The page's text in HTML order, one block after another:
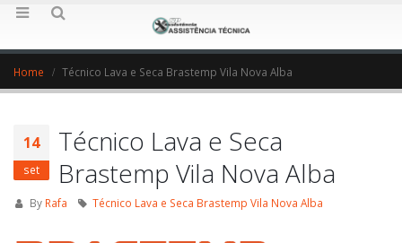
Home Técnico Lava e Seca Brastemp Vila Nova Alba
14
set
Técnico Lava e Seca
Brastemp Vila Nova Alba
By Rafa Técnico Lava e Seca Brastemp Vila Nova Alba